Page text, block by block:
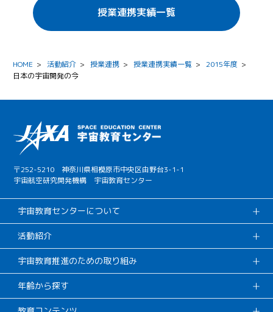
授業連携実績一覧
HOME > 活動紹介 > 授業連携 > 授業連携実績一覧 > 2015年度 >
日本の宇宙開発の今
〒252-5210 神奈川県相模原市中央区由野台3-1-1
宇宙航空研究開発機構 宇宙教育センター
宇宙教育センターについて
活動紹介
宇宙教育推進のための取り組み
年齢から探す